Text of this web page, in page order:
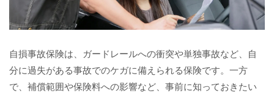
自損事故保険は、ガードレールへの衝突や単独事故など、自
分に過失がある事故でのケガに備えられる保険です。一方
で、補償範囲や保険料への影響など、事前に知っておきたい